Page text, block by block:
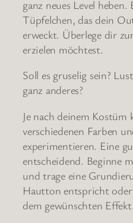
ganz neues Level
Tüpfelchen, das dein
erweckt. Überlege dir
erzielen möchtest.
Soll es gruselig sein?
ganz anderes?
Je nach deinem
verschiedenen Farben
experimentieren. Eine
entscheidend. Beginne
und trage eine
Hautton entspricht
dem gewünschten Effekt.